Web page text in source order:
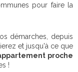
pour faire la
démarches, depuis
et jusqu'à ce que
proche
!